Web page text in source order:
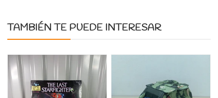
TAMBIÉN TE PUEDE INTERESAR